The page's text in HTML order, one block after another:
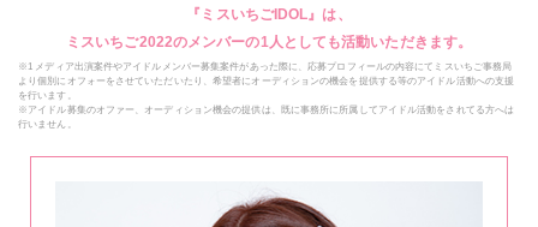
『ミスいちごIDOL』は、
ミスいちご2022のメンバーの1人としても活動いただきます。
※1 メディア出演案件やアイドルメンバー募集案件があった際に、応募プロフィールの内容にてミスいちご事務局
より個別にオフォーをさせていただいたり、希望者にオーディションの機会を提供する等のアイドル活動への支援
を行います。
※アイドル募集のオファー、オーディション機会の提供は、既に事務所に所属してアイドル活動をされてる方へは
行いません。